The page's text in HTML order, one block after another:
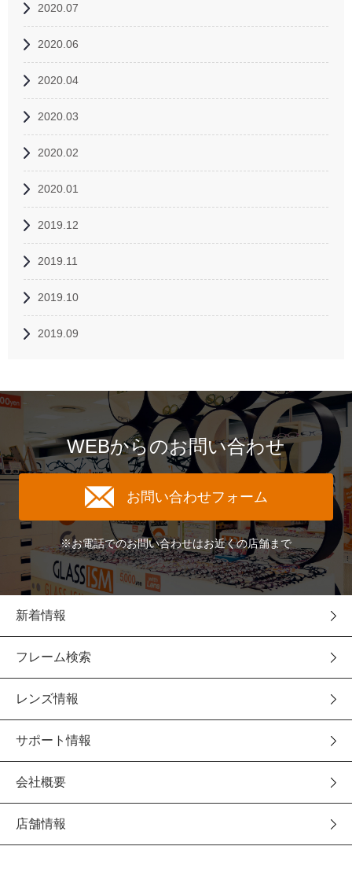
2020.07
2020.06
2020.04
2020.03
2020.02
2020.01
2019.12
2019.11
2019.10
2019.09
WEBからのお問い合わせ
お問い合わせフォーム
※お電話でのお問い合わせはお近くの店舗まで
新着情報
フレーム検索
レンズ情報
サポート情報
会社概要
店舗情報